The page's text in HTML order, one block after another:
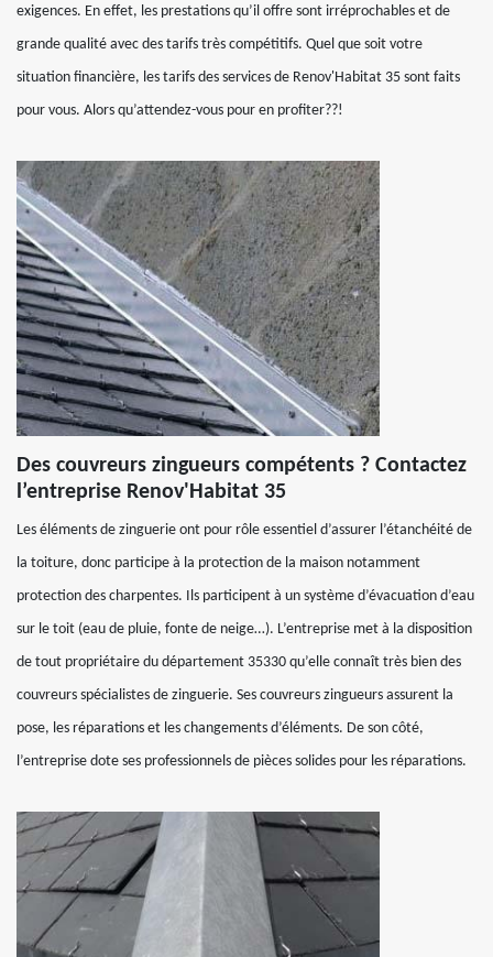
exigences. En effet, les prestations qu’il offre sont irréprochables et de
grande qualité avec des tarifs très compétitifs. Quel que soit votre
situation financière, les tarifs des services de Renov'Habitat 35 sont faits
pour vous. Alors qu’attendez-vous pour en profiter??!
Des couvreurs zingueurs compétents ? Contactez
l’entreprise Renov'Habitat 35
Les éléments de zinguerie ont pour rôle essentiel d’assurer l’étanchéité de
la toiture, donc participe à la protection de la maison notamment
protection des charpentes. Ils participent à un système d’évacuation d’eau
sur le toit (eau de pluie, fonte de neige…). L’entreprise met à la disposition
de tout propriétaire du département 35330 qu’elle connaît très bien des
couvreurs spécialistes de zinguerie. Ses couvreurs zingueurs assurent la
pose, les réparations et les changements d’éléments. De son côté,
l’entreprise dote ses professionnels de pièces solides pour les réparations.